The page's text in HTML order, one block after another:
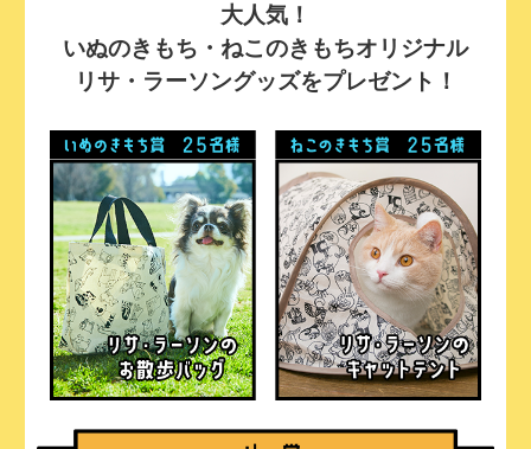
大人気！
いぬのきもち・ねこのきもちオリジナル
リサ・ラーソングッズをプレゼント！